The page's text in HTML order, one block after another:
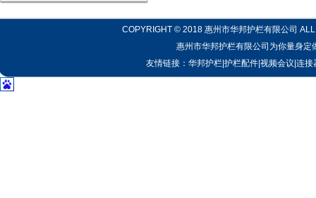
COPYRIGHT © 2018 惠州市华邦护栏有限公司
惠州市华邦护栏有限公司为你量身定
友情链接： 华邦护栏| 护栏配件| 视频会议 连接